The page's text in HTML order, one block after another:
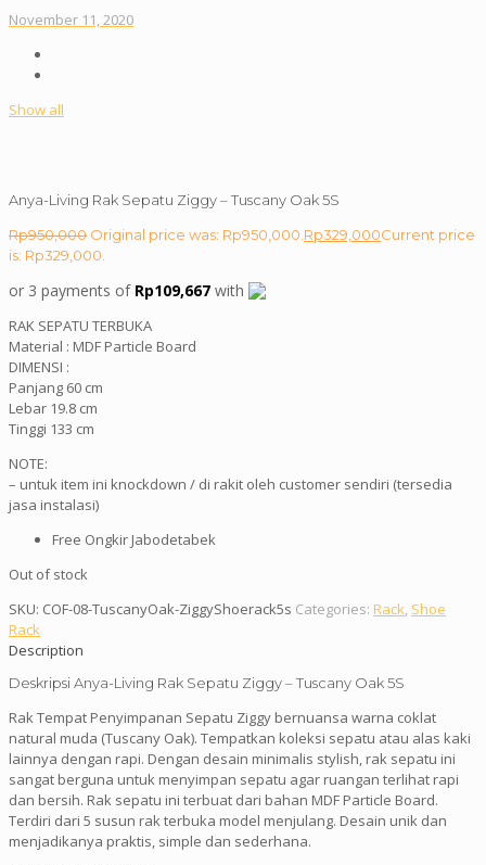
November 11, 2020
Show all
Anya-Living Rak Sepatu Ziggy – Tuscany Oak 5S
Rp950,000 Original price was: Rp950,000. Rp329,000Current price
is: Rp329,000.
or 3 payments of Rp109,667 with
RAK SEPATU TERBUKA
Material : MDF Particle Board
DIMENSI :
Panjang 60 cm
Lebar 19.8 cm
Tinggi 133 cm
NOTE:
– untuk item ini knockdown / di rakit oleh customer sendiri (tersedia
jasa instalasi)
Free Ongkir Jabodetabek
Out of stock
SKU: COF-08-TuscanyOak-ZiggyShoerack5s Categories: Rack, Shoe
Rack
Description
Deskripsi Anya-Living Rak Sepatu Ziggy – Tuscany Oak 5S
Rak Tempat Penyimpanan Sepatu Ziggy bernuansa warna coklat
natural muda (Tuscany Oak). Tempatkan koleksi sepatu atau alas kaki
lainnya dengan rapi. Dengan desain minimalis stylish, rak sepatu ini
sangat berguna untuk menyimpan sepatu agar ruangan terlihat rapi
dan bersih. Rak sepatu ini terbuat dari bahan MDF Particle Board.
Terdiri dari 5 susun rak terbuka model menjulang. Desain unik dan
menjadikanya praktis, simple dan sederhana.